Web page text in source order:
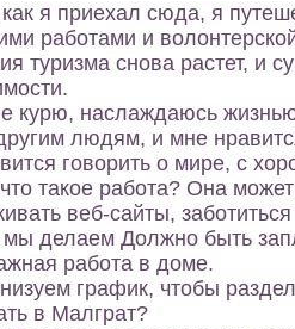
как я приехал сюда, я
работами и
туризма снова растет, и
курю, наслаждаюсь
людям, и мне
говорить о мире, с
такое работа? Она
веб-сайты,
мы делаем Должно быть
работа в доме.
график, чтобы
в Малграт?